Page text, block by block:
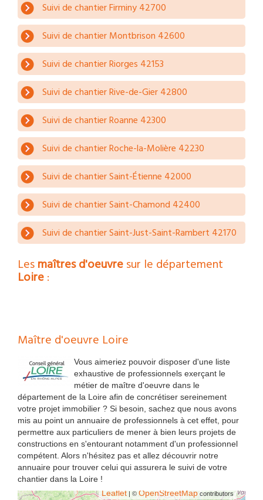
Suivi de chantier Firminy 42700
Suivi de chantier Montbrison 42600
Suivi de chantier Riorges 42153
Suivi de chantier Rive-de-Gier 42800
Suivi de chantier Roanne 42300
Suivi de chantier Roche-la-Molière 42230
Suivi de chantier Saint-Étienne 42000
Suivi de chantier Saint-Chamond 42400
Suivi de chantier Saint-Just-Saint-Rambert 42170
Lesmaîtres d'oeuvresur le département
Loire:
Maître d'oeuvre Loire
Vous aimeriez pouvoir disposer d'une liste
exhaustive de professionnels exerçant le
métier de maître d'oeuvre dans le
département de la Loire afin de concrétiser sereinement
votre projet immobilier ? Si besoin, sachez que nous avons
mis au point un annuaire de professionnels à cet effet, pour
permettre aux particuliers de mener à bien leurs projets de
constructions en s'entourant notamment d'un professionnel
compétent. Alors n'hésitez pas et allez découvrir notre
annuaire pour trouver celui qui assurera le suivi de votre
chantier dans la Loire !
Leaflet | © OpenStreetMap contributors